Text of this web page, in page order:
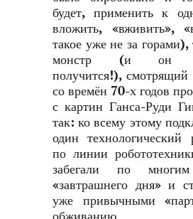
будет, применить к
вложить, «вживить»,
такое уже не за горами),
монстр (и он
получится!),
со времён 70-х годов
с картин Ганса-Руди
так: ко всему этому
один
по линии
забегали по
«завтрашнего дня» и
уже привычными